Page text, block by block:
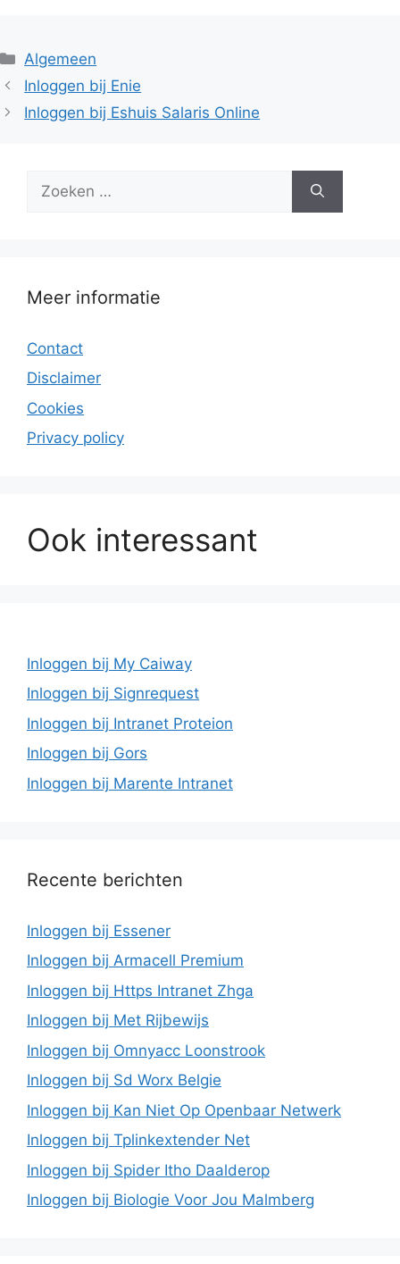
Categorieën
Algemeen
Inloggen bij Enie
Inloggen bij Eshuis Salaris Online
naar:
Meer informatie
Contact
Disclaimer
Cookies
Privacy policy
Ook interessant
Inloggen bij My Caiway
Inloggen bij Signrequest
Inloggen bij Intranet Proteion
Inloggen bij Gors
Inloggen bij Marente Intranet
Recente berichten
Inloggen bij Essener
Inloggen bij Armacell Premium
Inloggen bij Https Intranet Zhga
Inloggen bij Met Rijbewijs
Inloggen bij Omnyacc Loonstrook
Inloggen bij Sd Worx Belgie
Inloggen bij Kan Niet Op Openbaar Netwerk
Inloggen bij Tplinkextender Net
Inloggen bij Spider Itho Daalderop
Inloggen bij Biologie Voor Jou Malmberg